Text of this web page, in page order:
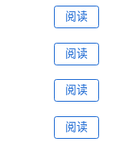
阅读
阅读
阅读
阅读